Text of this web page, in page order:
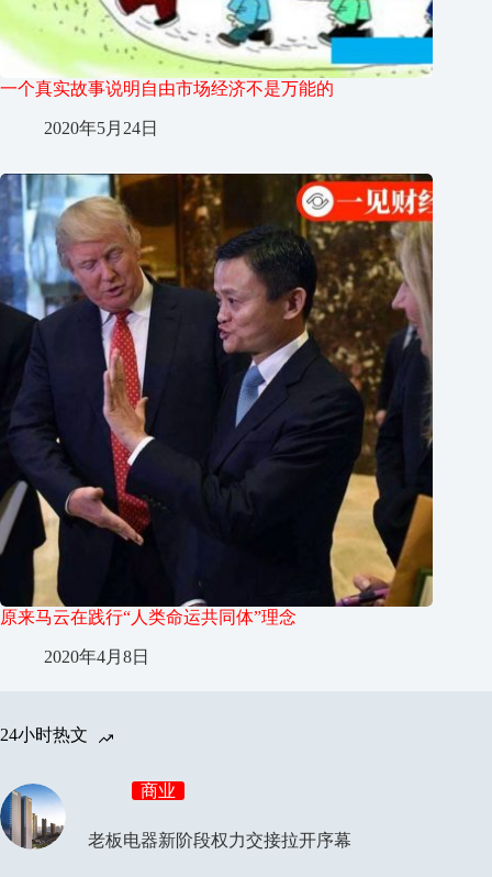
一个真实故事说明自由市场经济不是万能的
2020年5月24日
原来马云在践行“人类命运共同体”理念
2020年4月8日
24小时热文
商业
老板电器新阶段权力交接拉开序幕